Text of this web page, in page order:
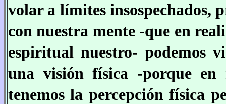
volar a límites insospechados,
con nuestra mente -que en
espiritual nuestro- podemos
una visión física -porque en
tenemos la percepción física